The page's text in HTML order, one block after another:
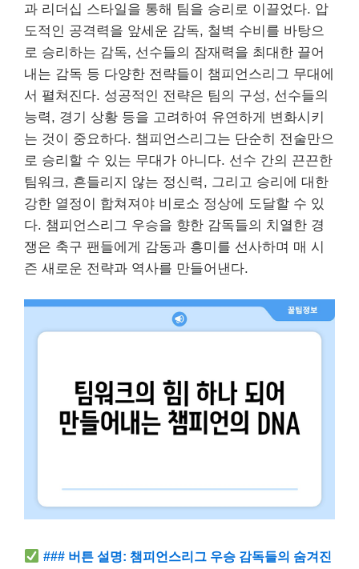
과 리더십 스타일을 통해 팀을 승리로 이끌었다. 압
도적인 공격력을 앞세운 감독, 철벽 수비를 바탕으
로 승리하는 감독, 선수들의 잠재력을 최대한 끌어
내는 감독 등 다양한 전략들이 챔피언스리그 무대에
서 펼쳐진다. 성공적인 전략은 팀의 구성, 선수들의
능력, 경기 상황 등을 고려하여 유연하게 변화시키
는 것이 중요하다. 챔피언스리그는 단순히 전술만으
로 승리할 수 있는 무대가 아니다. 선수 간의 끈끈한
팀워크, 흔들리지 않는 정신력, 그리고 승리에 대한
강한 열정이 합쳐져야 비로소 정상에 도달할 수 있
다. 챔피언스리그 우승을 향한 감독들의 치열한 경
쟁은 축구 팬들에게 감동과 흥미를 선사하며 매 시
즌 새로운 전략과 역사를 만들어낸다.
### 버튼 설명: 챔피언스리그 우승 감독들의 숨겨진